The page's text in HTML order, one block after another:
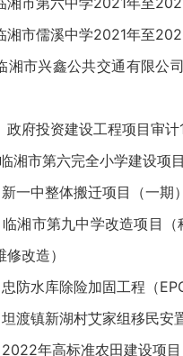
儒溪中学2021年至
兴鑫公共交通有限公司
府投资建设工程项目审计
市第六完全小学建设项目
中整体搬迁项目（一期）
市第九中学改造项目（
改造）
水库除险加固工程（EPC
镇新湖村艾家组移民安
年高标准农田建设项目